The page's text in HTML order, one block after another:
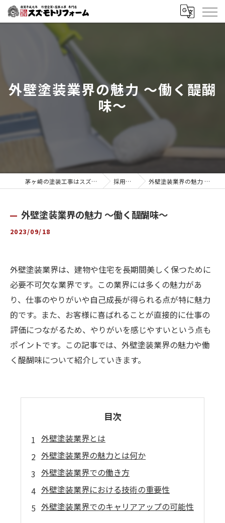
外壁塗装業界の魅力 〜働く醍醐
味〜
茅ヶ崎の塗装工事はスズモトリフォーム 採用ブログ 外壁塗装業界の魅力 〜働く醍醐味〜
外壁塗装業界の魅力 〜働く醍醐味〜
2023/09/18
外壁塗装業界は、建物や住宅を長期間美しく保つために
必要不可欠な業界です。この業界には多くの魅力があ
り、仕事のやりがいや自己成長が得られる点が特に魅力
的です。また、お客様に喜ばれることが直接的に仕事の
評価につながるため、やりがいを感じやすいという点も
ポイントです。この記事では、外壁塗装業界の魅力や働
く醍醐味について紹介していきます。
目次
外壁塗装業界とは
外壁塗装業界の魅力とは何か
外壁塗装業界での働き方
外壁塗装業界における技術の重要性
外壁塗装業界でのキャリアアップの可能性